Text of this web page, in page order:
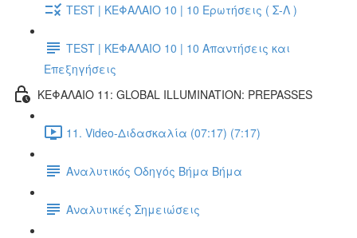
TEST | ΚΕΦΑΛΑΙΟ 10 | 10 Ερωτήσεις ( Σ-Λ )
TEST | ΚΕΦΑΛΑΙΟ 10 | 10 Απαντήσεις και
Επεξηγήσεις
ΚΕΦΑΛΑΙΟ 11: GLOBAL ILLUMINATION: PREPASSES
11. Video-Διδασκαλία (07:17) (7:17)
Αναλυτικός Οδηγός Βήμα Βήμα
Αναλυτικές Σημειώσεις